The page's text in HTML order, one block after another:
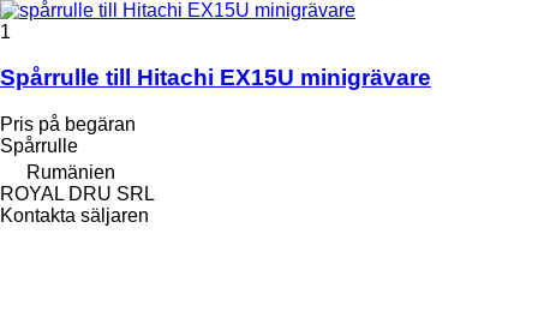
1
Spårrulle till Hitachi EX15U minigrävare
Pris på begäran
Spårrulle
Rumänien
ROYAL DRU SRL
Kontakta säljaren